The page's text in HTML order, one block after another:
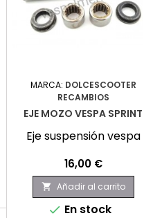
MARCA: DOLCESCOOTER
RECAMBIOS
EJE MOZO VESPA SPRINT
Eje suspensión vespa
Precio
16,00 €
 Añadir al carrito
 En stock